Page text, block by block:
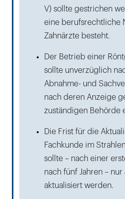
V) sollte gestrichen
eine berufsrechtliche
Zahnärzte besteht.
Der Betrieb einer
sollte unverzüglich
Abnahme- und
nach deren Anzeige
zuständigen Behörde
Die Frist für die
Fachkunde im
sollte – nach einer
nach fünf Jahren – nur
aktualisiert werden.